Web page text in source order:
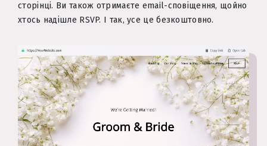
сторінці. Ви також отримаєте email-сповіщення, щойно
хтось надішле RSVP. І так, усе це безкоштовно.